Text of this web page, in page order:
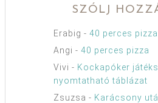
SZÓLJ
Erabig - 40 perces pizza
Angi - 40 perces pizza
Vivi - Kockapóker
nyomtatható táblázat
Zsuzsa - Karácsony